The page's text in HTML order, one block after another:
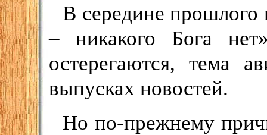
В середине прошлого
– никакого Бога
остерегаются, тема
выпусках новостей.
Но по-прежнему